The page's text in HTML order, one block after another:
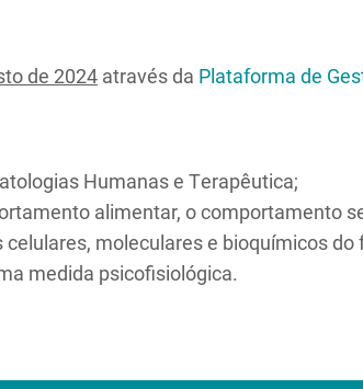
de 2024 através da Plataforma de
Humanas e Terapêutica;
alimentar, o comportamento
moleculares e bioquímicos
medida psicofisiológica.